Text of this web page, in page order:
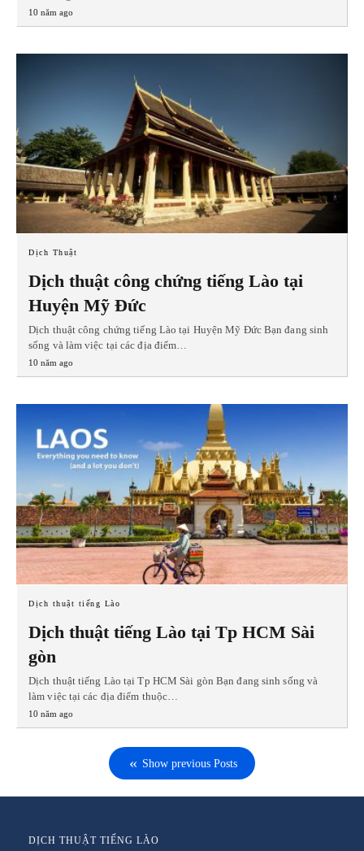
10 năm ago
Dịch Thuật
Dịch thuật công chứng tiếng Lào tại
Huyện Mỹ Đức
Dịch thuật công chứng tiếng Lào tại Huyện Mỹ Đức Bạn đang sinh
sống và làm việc tại các địa điểm…
10 năm ago
Dịch thuật tiếng Lào
Dịch thuật tiếng Lào tại Tp HCM Sài
gòn
Dịch thuật tiếng Lào tại Tp HCM Sài gòn Bạn đang sinh sống và
làm việc tại các địa điểm thuộc…
10 năm ago
Show previous Posts
DỊCH THUẬT TIẾNG LÀO